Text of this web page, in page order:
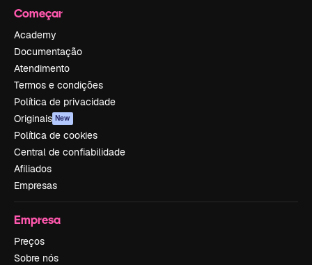
Começar
Academy
Documentação
Atendimento
Termos e condições
Política de privacidade
Originais New
Política de cookies
Central de confiabilidade
Afiliados
Empresas
Empresa
Preços
Sobre nós